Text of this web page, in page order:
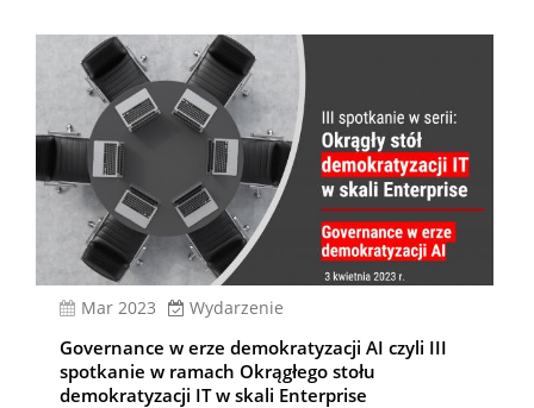
mar 2023 Wydarzenie
Governance w erze demokratyzacji AI czyli III
spotkanie w ramach Okrągłego stołu
demokratyzacji IT w skali Enterprise